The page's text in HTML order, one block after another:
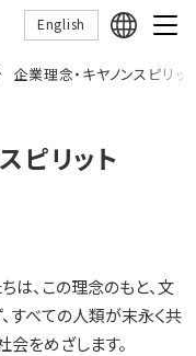
English
企業理念・キヤノンスピリッ
ピリット
は、この理念のもと、文
すべての人類が末永く共
会をめざします。